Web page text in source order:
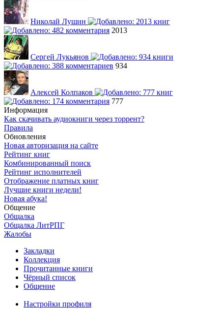
Николай Лушин
2013
Сергей Лукьянов
934
Алексей Колпаков
777
Информация
Как скачивать аудиокниги через торрент?
Правила
Обновления
Новая авторизация на сайте
Рейтинг книг
Комбинированный поиск
Рейтинг исполнителей
Отображение платных книг
Лучшие книги недели!
Новая абука!
Общение
Общалка
Общалка ЛитРПГ
Жалобы
Закладки
Коллекция
Прочитанные книги
Чёрный список
Общение
Настройки профиля